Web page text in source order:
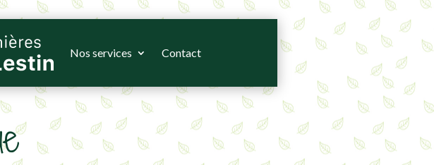
Nos services Contact